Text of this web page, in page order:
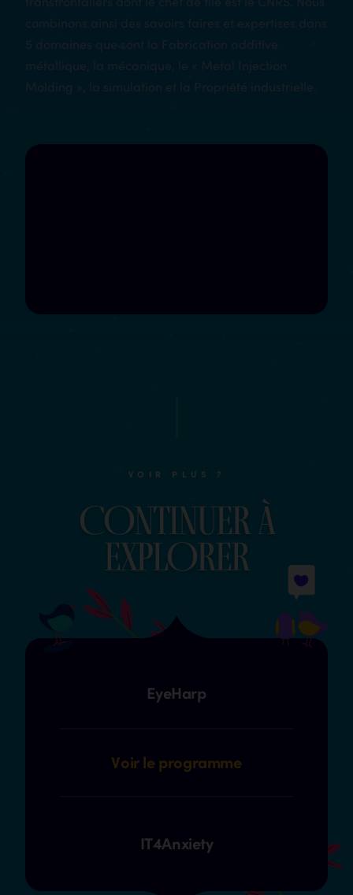
combinons ainsi des savoirs faires et expertises dans
5 domaines que sont la Fabrication additive
métallique, la mécanique, le « Metal Injection
Molding », la simulation et la Propriété industrielle.
VOIR PLUS ?
COntinuer à
explOrer
EyeHarp
Voir le programme
IT4Anxiety